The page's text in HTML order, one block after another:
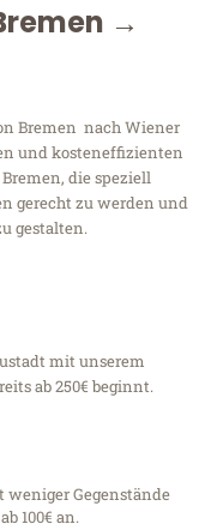
→
Bremen nach Wiener
und kosteneffizienten
die speziell
gerecht zu werden und
gestalten.
mit unserem
ab 250€ beginnt.
weniger Gegenstände
100€ an.